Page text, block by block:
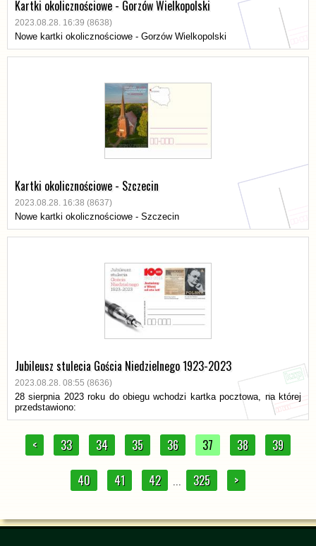
Kartki okolicznościowe - Gorzów Wielkopolski
2023.08.28. 16:39 (8638)
Nowe kartki okolicznościowe - Gorzów Wielkopolski
Kartki okolicznościowe - Szczecin
2023.08.28. 16:38 (8637)
Nowe kartki okolicznościowe - Szczecin
Jubileusz stulecia Gościa Niedzielnego 1923-2023
2023.08.28. 08:55 (8636)
28 sierpnia 2023 roku do obiegu wchodzi kartka pocztowa, na której
przedstawiono:
< 33 34 35 36 37 38 39
40 41 42 ... 325 >